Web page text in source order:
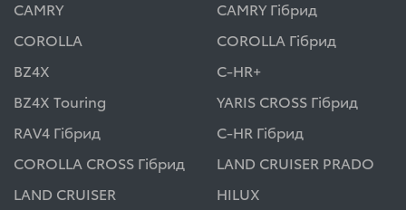
CAMRY
CAMRY Гібрид
COROLLA
COROLLA Гібрид
BZ4X
C-HR+
BZ4X Touring
YARIS CROSS Гібрид
RAV4 Гібрид
C-HR Гібрид
COROLLA CROSS Гібрид
LAND CRUISER PRADO
LAND CRUISER
HILUX